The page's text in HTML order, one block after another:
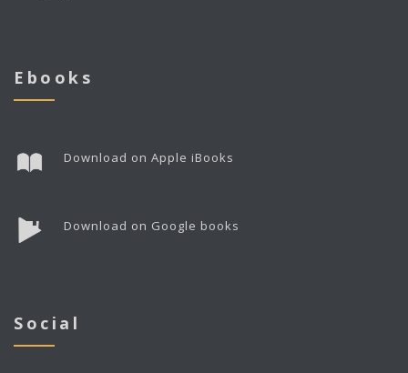
Ebooks
Download on Apple iBooks
Download on Google books
Social